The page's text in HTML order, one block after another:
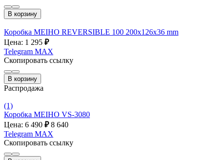
В корзину
Коробка MEIHO REVERSIBLE 100 200х126х36 mm
Цена: 1 295 ₽
Telegram MAX
Скопировать ссылку
В корзину
Распродажа
(1)
Коробка MEIHO VS-3080
Цена: 6 490 ₽ 8 640
Telegram MAX
Скопировать ссылку